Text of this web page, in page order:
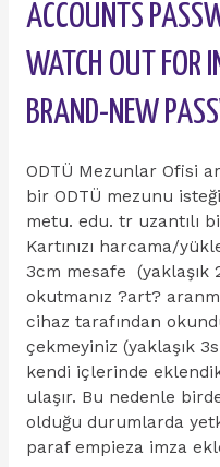
ACCOUNTS
WATCH OUT FOR
BRAND-NEW
ODTÜ Mezunlar Ofisi
bir ODTÜ mezunu
metu. edu. tr uzantılı
Kartınızı harcama/
3cm mesafe (yaklaşık
okutmanız ?art?
cihaz tarafından
çekmeyiniz (yaklaşık
kendi içlerinde
ulaşır. Bu nedenle
olduğu durumlarda
paraf empieza imza